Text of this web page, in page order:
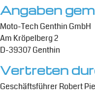
Angaben
Moto-Tech Genthin GmbH
Am Kröpelberg 2
D-39307 Genthin
Vertreten
Geschäftsführer Robert